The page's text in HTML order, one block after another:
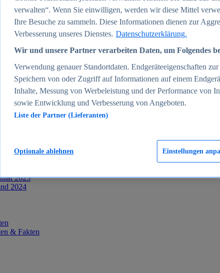
Altersgruppen 2024
/ Bürgergeld in Deutschland 2005-2025
2025
2024
& Fakten
verwalten“. Wenn Sie einwilligen, werden wir diese Mittel
Ihre Besuche zu sammeln. Diese Informationen dienen zur
Verbesserung unseres Dienstes. Datenschutzerklärung.
Wir und unsere Partner verarbeiten Daten, um Folgendes
Verwendung genauer Standortdaten. Endgeräteeigenschaften
Speichern von oder Zugriff auf Informationen auf einem
Inhalte, Messung von Werbeleistung und der Performance von
sowie Entwicklung und Verbesserung von Angeboten.
Liste der Partner (Lieferanten)
Einstellungen
Optionale ablehnen